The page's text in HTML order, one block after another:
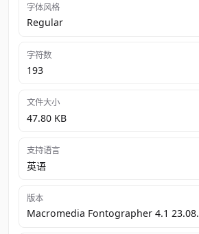
字体风格
Regular
字符数
193
文件大小
47.80 KB
支持语言
英语
版本
Macromedia Fontographer 4.1